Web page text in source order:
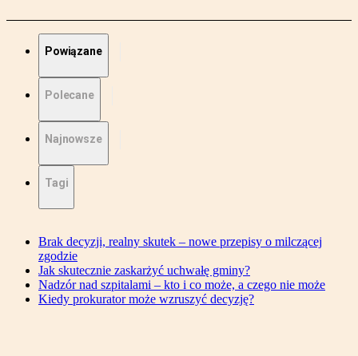
Powiązane
Polecane
Najnowsze
Tagi
Brak decyzji, realny skutek – nowe przepisy o milczącej
zgodzie
Jak skutecznie zaskarżyć uchwałę gminy?
Nadzór nad szpitalami – kto i co może, a czego nie może
Kiedy prokurator może wzruszyć decyzję?